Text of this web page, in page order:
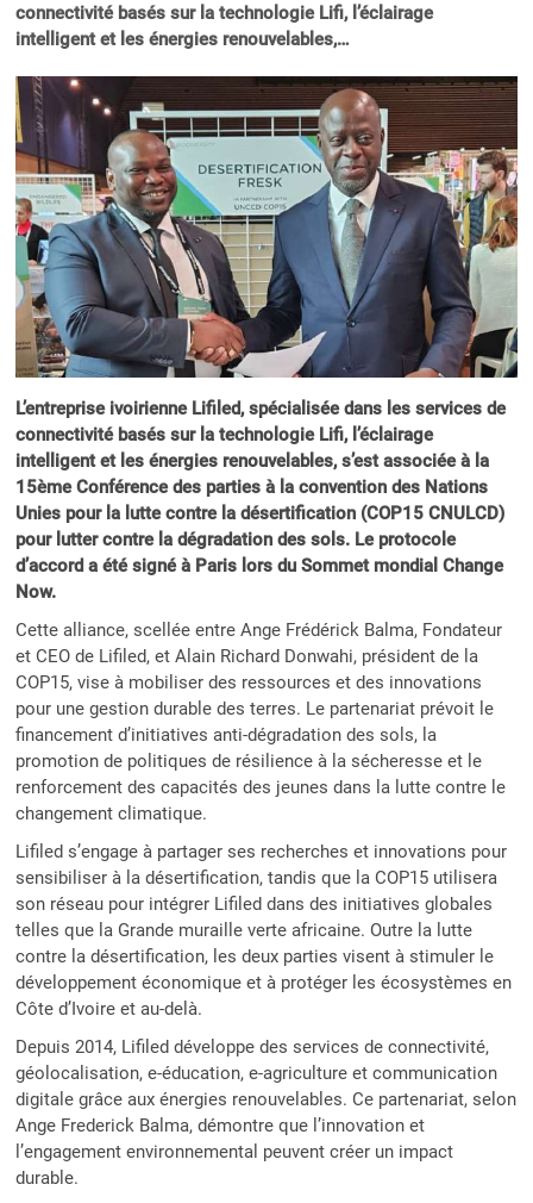
connectivité basés sur la technologie Lifi, l’éclairage
intelligent et les énergies renouvelables,…
L’entreprise ivoirienne Lifiled, spécialisée dans les services de
connectivité basés sur la technologie Lifi, l’éclairage
intelligent et les énergies renouvelables, s’est associée à la
15ème Conférence des parties à la convention des Nations
Unies pour la lutte contre la désertification (COP15 CNULCD)
pour lutter contre la dégradation des sols. Le protocole
d’accord a été signé à Paris lors du Sommet mondial Change
Now.
Cette alliance, scellée entre Ange Frédérick Balma, Fondateur
et CEO de Lifiled, et Alain Richard Donwahi, président de la
COP15, vise à mobiliser des ressources et des innovations
pour une gestion durable des terres. Le partenariat prévoit le
financement d’initiatives anti-dégradation des sols, la
promotion de politiques de résilience à la sécheresse et le
renforcement des capacités des jeunes dans la lutte contre le
changement climatique.
Lifiled s’engage à partager ses recherches et innovations pour
sensibiliser à la désertification, tandis que la COP15 utilisera
son réseau pour intégrer Lifiled dans des initiatives globales
telles que la Grande muraille verte africaine. Outre la lutte
contre la désertification, les deux parties visent à stimuler le
développement économique et à protéger les écosystèmes en
Côte d’Ivoire et au-delà.
Depuis 2014, Lifiled développe des services de connectivité,
géolocalisation, e-éducation, e-agriculture et communication
digitale grâce aux énergies renouvelables. Ce partenariat, selon
Ange Frederick Balma, démontre que l’innovation et
l’engagement environnemental peuvent créer un impact
durable.